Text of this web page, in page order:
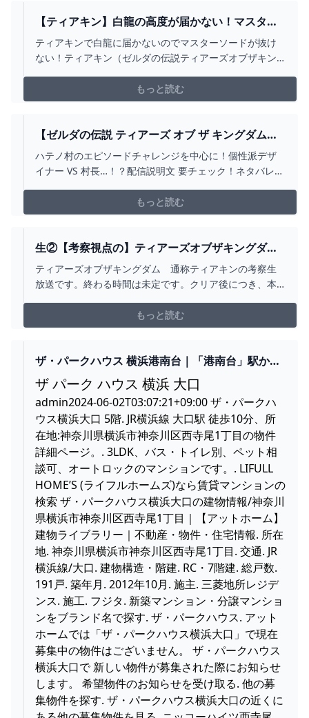
【ティアキン】白龍の高度が届かない！マスター
ソード抜けない！ 令和の知恵袋
ティアキンで白龍に届かないのでマスターソードが抜け
ない！ティアキン（ゼルダの伝説ティアーズオブザキン
うすれば良いんでしょうか？白龍の高度はどこで下が
る？ミナッカレ空諸島【ティアキン】白龍の高
もっと読む
【ゼルダの伝説 ティアーズ オブ ザ キングダム】
#16 サゴノ VS クサヨシ！村長選開幕！
【MAKURAS / VTUBER】 - YOUTUBE
ハテノ村のエピソードチャレンジを中心に！個性派デザ
イナー VS 村長…！？配信説明文 要チェック！ネタバレ禁
レンジ！前回 ▶ https://www.youtube.com/live/gX7k-
Yflmyg?si=cD-ZweiU2bxQSrJS⭐ざっくりメ...
もっと読む
生②【考察視点の】ティアーズオブザキングダ
ム 黄泉の川の謎の鉄扉をもう１枚見つける -
YOUTUBE
ティアーズオブザキングダム 通称ティアキンの考察生
放送です。終わる時間は未定です。クリア後につき、本
になったり、気になるコメントがあった場合には、非表
示が推奨です。↓でも説明はしていますが、配信の最初に
たら巻き戻し...
もっと読む
ザ・パークハウス 横浜港南台｜「港南台」駅から
現地までの徒歩ルート
ザ パーク ハウス 横浜 大口
admin2024-06-02T03:07:21+09:00 ザ・パークハ
ウス横浜大口 5階. JR横浜線 大口駅 徒歩10分、所
在地:神奈川県横浜市神奈川区西寺尾1丁目の物件
詳細ページ。. 3LDK、バス・トイレ別、ペット相
談可、オートロックのマンションです。. LIFULL
HOME’S (ライフルホームズ)なら賃貸マンションの
検索 ザ・パークハウス横浜大口の建物情報/神奈川
県横浜市神奈川区西寺尾1丁目｜【アットホーム】
建物ライブラリー｜不動産・物件・住宅情報. 所在
地. 神奈川県横浜市神奈川区西寺尾1丁目. 交通. JR
横浜線/大口. 建物構造・階建. RC・7階建. 総戸数.
191戸. 築年月. 2012年10月. 施主. 三菱地所レジデ
ンス. 施工. フジタ. 新築マンション・分譲マンショ
ンをブランド名で探す. ザ・パークハウス. アット
ホームでは「ザ・パークハウス横浜大口」で現在
募集中の物件はございません。 ザ・パークハウス
横浜大口で 新しい物件が募集された際にお知らせ
します。 希望物件のお知らせを受け取る. 他の募
集物件を探す. ザ・パークハウス横浜大口の近くに